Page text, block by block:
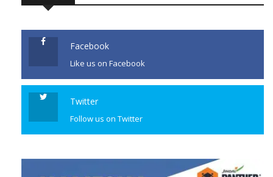
Facebook
Like us on Facebook
Twitter
Follow us on Twitter